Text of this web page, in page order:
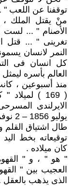
توقفنا عن اللعب "
منْ يقتل الملك
الأصنام " ... لست
تغرينى " ... قتل
النمر لانسان
كل انسان فى
العالم بأسره
منذ أسبوعين ،
( 169 )
يوليو 1856 – 2 نوفمبر 1950 .
طال اشتياق القلم
توقيعاته بخط
كان ميلاده .
" هو " ، و "
العجيب بين "
الذى يذهب بالعقل